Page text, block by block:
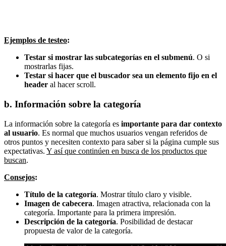
Ejemplos de testeo:
Testar si mostrar las subcategorías en el submenú. O si
mostrarlas fijas.
Testar si hacer que el buscador sea un elemento fijo en el
header al hacer scroll.
b. Información sobre la categoría
La información sobre la categoría es importante para dar contexto
al usuario. Es normal que muchos usuarios vengan referidos de
otros puntos y necesiten contexto para saber si la página cumple sus
expectativas. Y así que continúen en busca de los productos que
buscan.
Consejos:
Título de la categoría. Mostrar título claro y visible.
Imagen de cabecera. Imagen atractiva, relacionada con la
categoría. Importante para la primera impresión.
Descripción de la categoría. Posibilidad de destacar
propuesta de valor de la categoría.